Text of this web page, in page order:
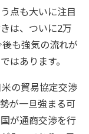
点も大いに注目
は、ついに2万
も強気の流れが
はあります。
の貿易協定交渉
が一旦強まる可
が通商交渉を行